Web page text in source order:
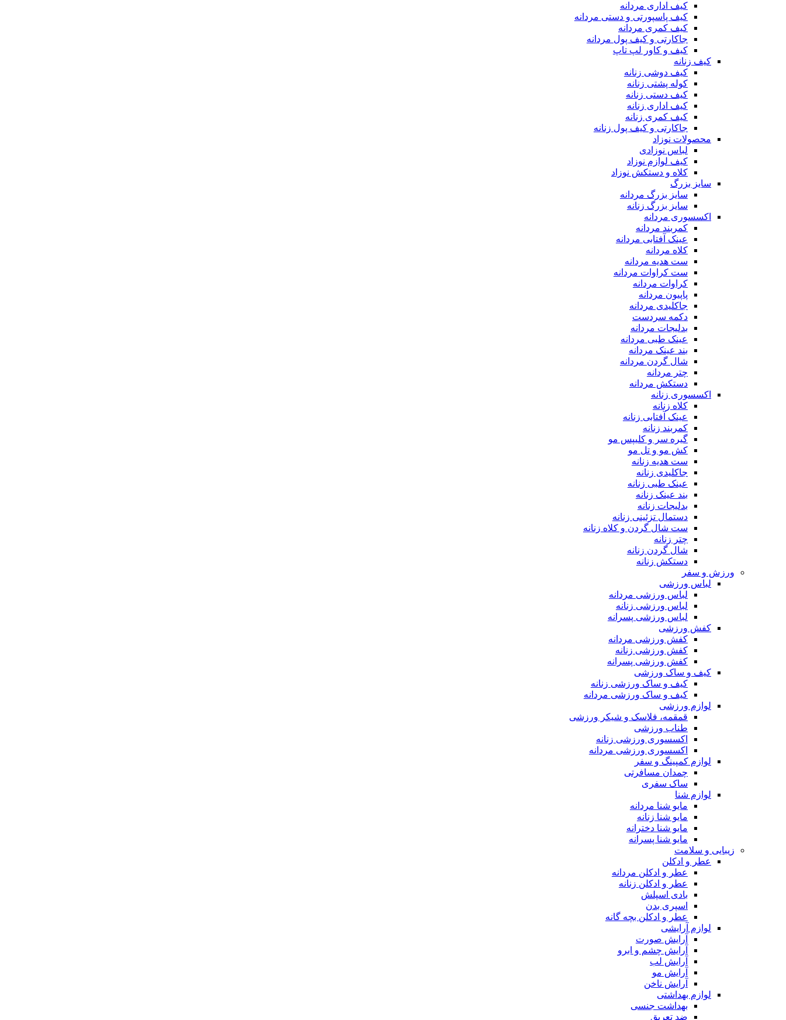
کیف اداری مردانه
کیف پاسپورتی و دستی مردانه
کیف کمری مردانه
جاکارتی و کیف پول مردانه
کیف و کاور لپ تاپ
کیف زنانه
کیف دوشی زنانه
کوله پشتی زنانه
کیف دستی زنانه
کیف اداری زنانه
کیف کمری زنانه
جاکارتی و کیف پول زنانه
محصولات نوزاد
لباس نوزادی
کیف لوازم نوزاد
کلاه و دستکش نوزاد
سایز بزرگ
سایز بزرگ مردانه
سایز بزرگ زنانه
اکسسوری مردانه
کمربند مردانه
عینک آفتابی مردانه
کلاه مردانه
ست هدیه مردانه
ست کراوات مردانه
کراوات مردانه
پاپیون مردانه
جاکلیدی مردانه
دکمه سردست
بدلیجات مردانه
عینک طبی مردانه
بند عینک مردانه
شال گردن مردانه
چتر مردانه
دستکش مردانه
اکسسوری زنانه
کلاه زنانه
عینک آفتابی زنانه
کمربند زنانه
گیره سر و کلیپس مو
کش مو و تل مو
ست هدیه زنانه
جاکلیدی زنانه
عینک طبی زنانه
بند عینک زنانه
بدلیجات زنانه
دستمال تزئینی زنانه
ست شال گردن و کلاه زنانه
چتر زنانه
شال گردن زنانه
دستکش زنانه
ورزش و سفر
لباس ورزشی
لباس ورزشی مردانه
لباس ورزشی زنانه
لباس ورزشی پسرانه
کفش ورزشی
کفش ورزشی مردانه
کفش ورزشی زنانه
کفش ورزشی پسرانه
کیف و ساک ورزشی
کیف و ساک ورزشی زنانه
کیف و ساک ورزشی مردانه
لوازم ورزشی
قمقمه، فلاسک و شیکر ورزشی
طناب ورزشی
اکسسوری ورزشی زنانه
اکسسوری ورزشی مردانه
لوازم کمپینگ و سفر
چمدان مسافرتی
ساک سفری
لوازم شنا
مایو شنا مردانه
مایو شنا زنانه
مایو شنا دخترانه
مایو شنا پسرانه
زیبایی و سلامت
عطر و ادکلن
عطر و ادکلن مردانه
عطر و ادکلن زنانه
بادی اسپلش
اسپری بدن
عطر و ادکلن بچه گانه
لوازم آرایشی
آرایش صورت
آرایش چشم و ابرو
آرایش لب
آرایش مو
آرایش ناخن
لوازم بهداشتی
بهداشت جنسی
ضد تعریق